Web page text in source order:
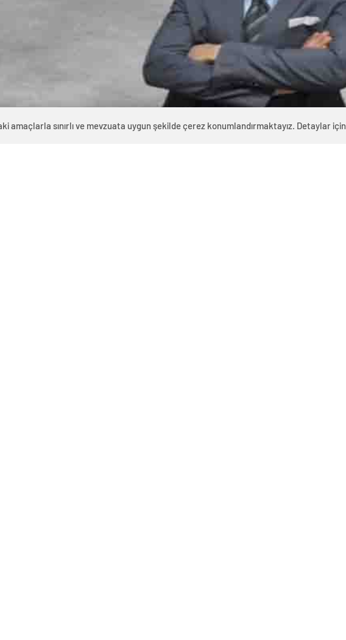
amaçlarla sınırlı ve mevzuata uygun şekilde çerez konumlandırmaktayız. Detaylar için